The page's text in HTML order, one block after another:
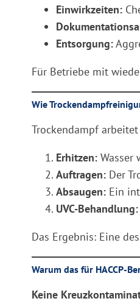
Einwirkzeiten:
Entsorgung:
Für Betriebe mit
Wie
Trockendampf
Erhitzen: Wasser
Auftragen: Der
Absaugen: Ein
UVC-Behandlung:
Das Ergebnis: Eine
Warum das für HACCP-
Keine